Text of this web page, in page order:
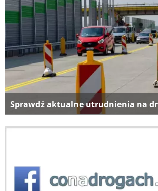
Sprawdź aktualne utrudnienia na